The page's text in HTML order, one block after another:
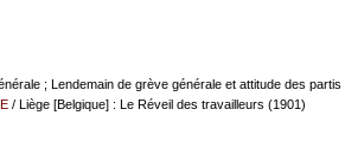
; Lendemain de grève générale et attitude des partis
/ Liège [Belgique] : Le Réveil des travailleurs (1901)